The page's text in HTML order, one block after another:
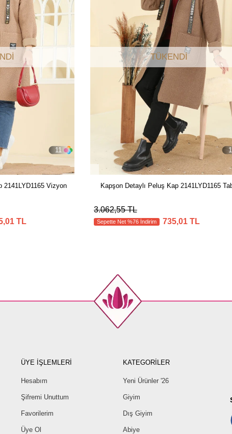
11
2141LYD1165 Vizyon
TL
TÜKENDI
Kapşon Detaylı Peluş Kap 2141LYD1165
3.062,55 TL
Sepette Net %76 İndirim 735,01 TL
ÜYE İŞLEMLERİ
Hesabım
Şifremi Unuttum
Favorilerim
Üye Ol
KATEGORİLER
Yeni Ürünler '26
Giyim
Dış Giyim
Abiye